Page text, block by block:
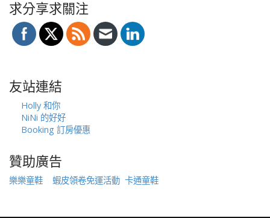
求分享求關注
友站連結
Holly 和你
NiNi 的好好
Booking 訂房優惠
贊助廣告
樂樂童鞋 蝦皮領卷免運活動 卡通童鞋